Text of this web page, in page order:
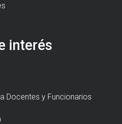
interés
Docentes y Funcionarios